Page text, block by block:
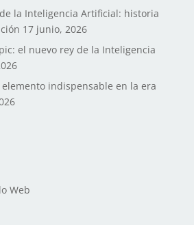
la Inteligencia Artificial: historia
17 junio, 2026
el nuevo rey de la Inteligencia
elemento indispensable en la era
Web